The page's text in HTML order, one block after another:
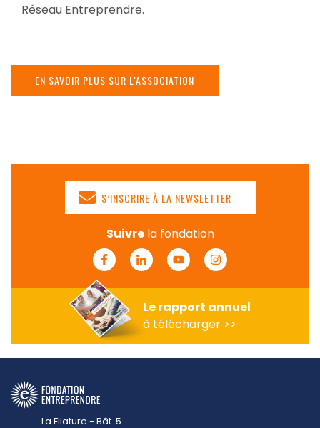
Réseau Entreprendre.
EN SAVOIR PLUS SUR L'ASSOCIATION
S’INSCRIRE À LA NEWSLETTER
Suivrela fondation
FacebookLinkedinYoutubeInstagram
Le rapport annuel
à télécharger >>
La Filature - Bât. 5